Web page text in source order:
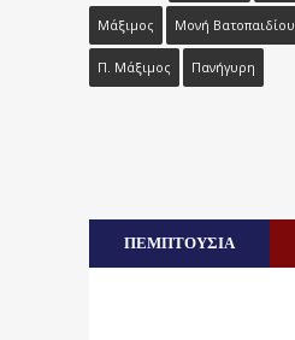
Μάξιμος Μονή Βατοπαιδίου
Π. Μάξιμος Πανήγυρη
ΠΕΜΠΤΟΥΣΙΑ